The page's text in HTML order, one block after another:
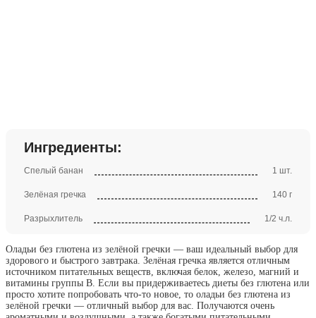
Ингредиенты:
Спелый банан 1 шт.
Зелёная гречка 140 г
Разрыхлитель 1/2 ч.л.
Оладьи без глютена из зелёной гречки — ваш идеальный выбор для
здорового и быстрого завтрака. Зелёная гречка является отличным
источником питательных веществ, включая белок, железо, магний и
витамины группы В. Если вы придерживаетесь диеты без глютена или
просто хотите попробовать что-то новое, то оладьи без глютена из
зелёной гречки — отличный выбор для вас. Получаются очень